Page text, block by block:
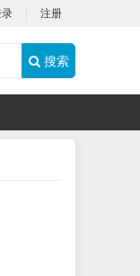
注册
搜索